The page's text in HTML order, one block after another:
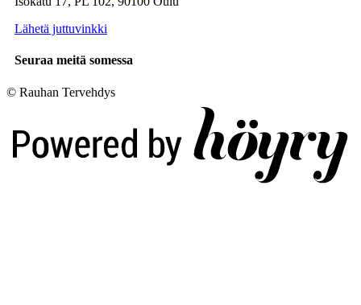
Lähetä juttuvinkki
Seuraa meitä somessa
© Rauhan Tervehdys